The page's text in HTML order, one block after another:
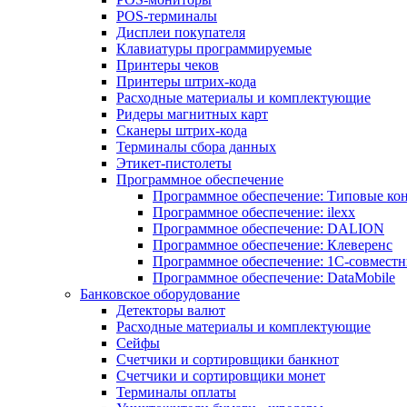
POS-терминалы
Дисплеи покупателя
Клавиатуры программируемые
Принтеры чеков
Принтеры штрих-кода
Расходные материалы и комплектующие
Ридеры магнитных карт
Сканеры штрих-кода
Терминалы сбора данных
Этикет-пистолеты
Программное обеспечение
Программное обеспечение: Типовые
Программное обеспечение: ilexx
Программное обеспечение: DALION
Программное обеспечение: Клеверенс
Программное обеспечение: 1С-
Программное обеспечение: DataMobile
Банковское оборудование
Детекторы валют
Расходные материалы и комплектующие
Сейфы
Счетчики и сортировщики банкнот
Счетчики и сортировщики монет
Терминалы оплаты